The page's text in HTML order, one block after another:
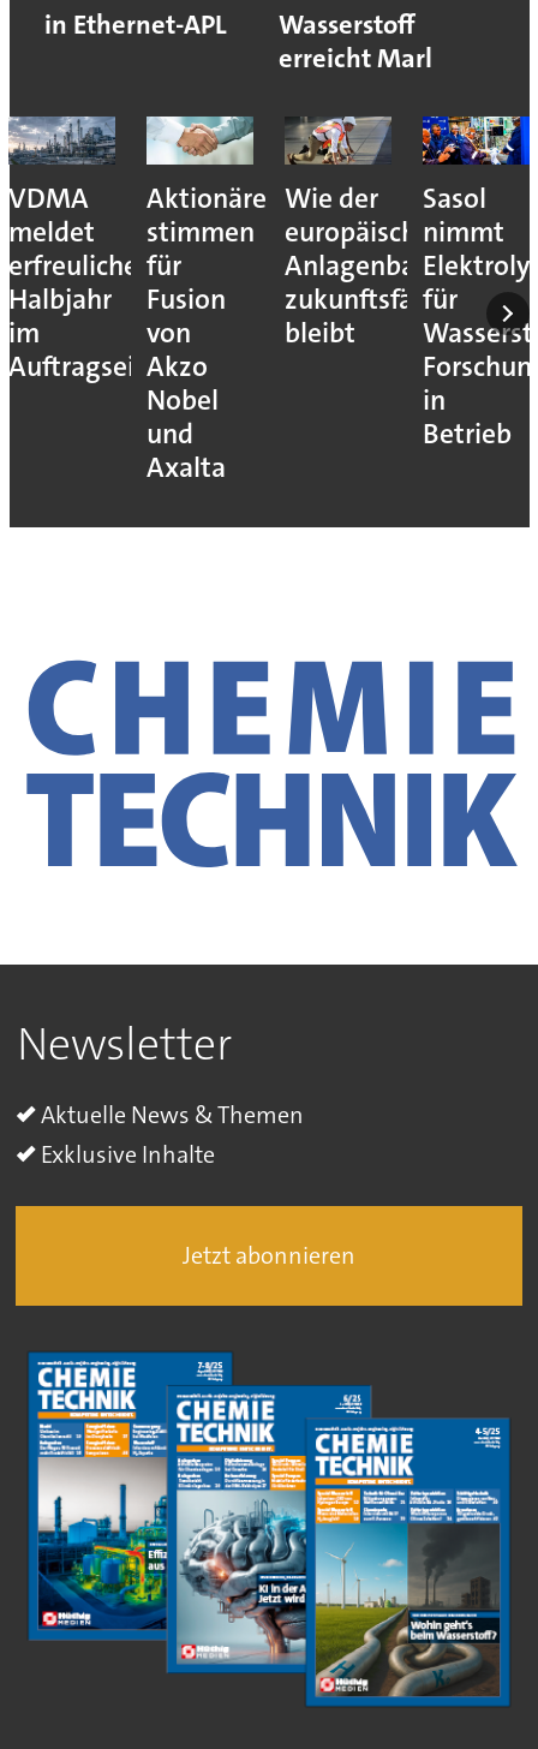
in Ethernet-APL
Wasserstoff
erreicht Marl
VDMA
meldet
erfreuliches
Halbjahr
im
Auftragseingang
Aktionäre
stimmen
für
Fusion
von
Akzo
Nobel
und
Axalta
Wie der
europäische
Anlagenbau
zukunftsfähig
bleibt
Sasol
nimmt
für
in
Betrieb
Newsletter
Aktuelle News & Themen
Exklusive Inhalte
Jetzt abonnieren